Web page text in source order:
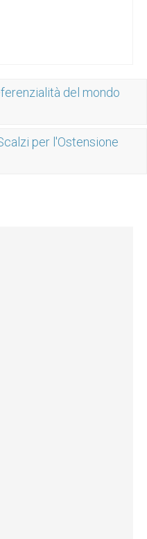
del mondo
per l'Ostensione